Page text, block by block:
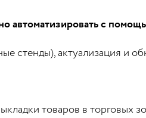
автоматизировать с
стенды), актуализация и
товаров в торговых